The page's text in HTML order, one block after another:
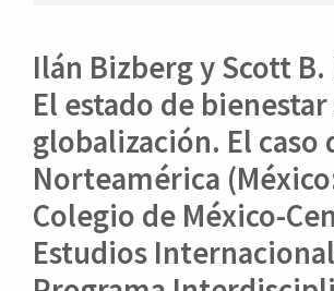
C
o
n
t
e
n
i
d
o
Ilán Bizberg y Scott
El estado de
globalización. El caso
Norteamérica
Colegio de México-
Estudios